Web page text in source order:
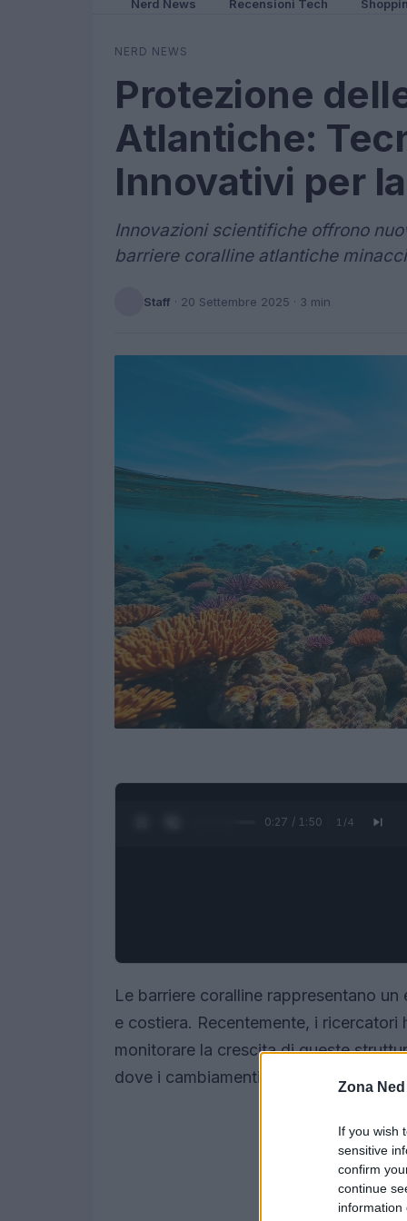
Zona Ned
If you wish
sensitive
confirm
continue
information
Nerd News Recensioni Tech
NERD NEWS
Protezione
Atlantiche:
Innovativi per
Innovazioni scientifiche offrono
barriere coralline atlantiche
Staff · 20 Settembre 2025 · 3 min
0:28 / 1:50 1 /4
Le barriere coralline rappresentano
e costiera. Recentemente, i
monitorare la crescita di queste
dove i cambiamenti climatici stanno